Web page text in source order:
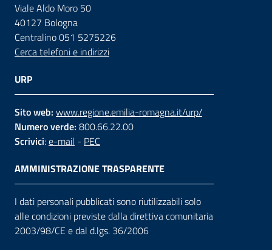
Viale Aldo Moro 50
40127 Bologna
Centralino 051 5275226
Cerca telefoni e indirizzi
URP
Sito web: www.regione.emilia-romagna.it/urp/
Numero verde: 800.66.22.00
Scrivici:e-mail - PEC
AMMINISTRAZIONE TRASPARENTE
I dati personali pubblicati sono riutilizzabili solo
alle condizioni previste dalla direttiva comunitaria
2003/98/CE e dal d.lgs. 36/2006